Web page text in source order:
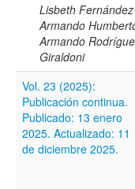
De
Hasta
Lisbeth
Armando
Armando
Giraldoni
Vol. 23 (2025):
Publicación continua.
Publicado: 13 enero
2025. Actualizado: 11
de diciembre 2025.